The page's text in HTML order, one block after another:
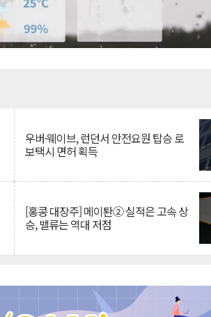
우버·웨이브, 런던서 안전요원 탑승 로
보택시 면허 획득
[홍콩 대장주] 메이퇀② 실적은 고속 상
승, 밸류는 역대 저점